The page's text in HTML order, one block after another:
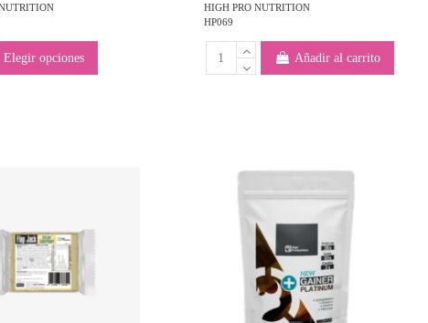
Elegir opciones
HIGH PRO NUTRITION
HP069
Añadir al carrito